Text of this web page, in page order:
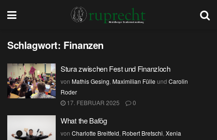
Schlagwort: Finanzen
Stura zwischen Fest und Finanzloch
von Mathis Gesing, Maximilian Fülle und Carolin
Roder
17. FEBRUAR 2025
0
What the Bafög
von Charlotte Breitfeld, Robert Bretschi, Xenia